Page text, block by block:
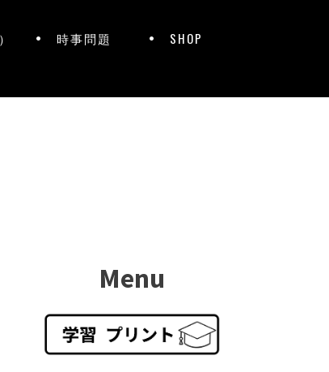
時事問題
SHOP
Menu